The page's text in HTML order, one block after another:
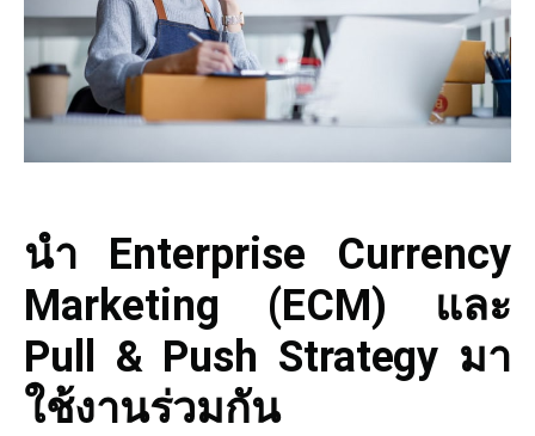
นำ Enterprise Currency
Marketing (ECM) และ
Pull & Push Strategy มา
ใช้งานร่วมกัน